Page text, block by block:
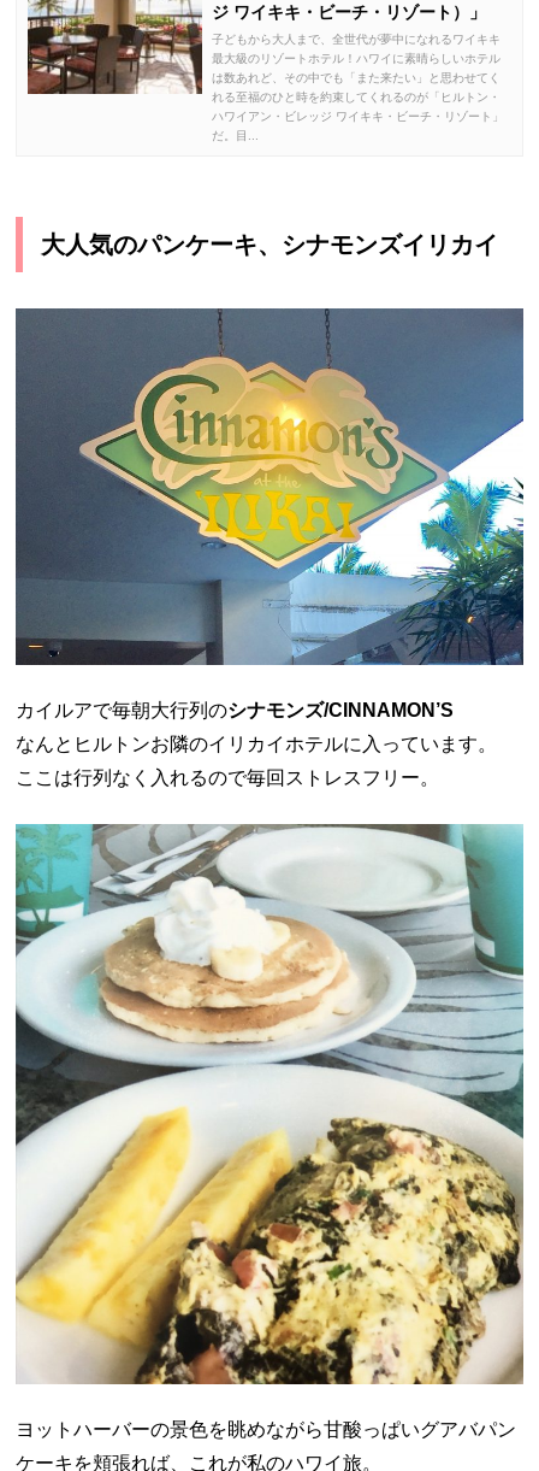
ジ ワイキキ・ビーチ・リゾート）」
子どもから大人まで、全世代が夢中になれるワイキキ
最大級のリゾートホテル！ハワイに素晴らしいホテル
は数あれど、その中でも「また来たい」と思わせてく
れる至福のひと時を約束してくれるのが「ヒルトン・
ハワイアン・ビレッジ ワイキキ・ビーチ・リゾート」
だ。目...
大人気のパンケーキ、シナモンズイリカイ
カイルアで毎朝大行列のシナモンズ/CINNAMON’S
なんとヒルトンお隣のイリカイホテルに入っています。
ここは行列なく入れるので毎回ストレスフリー。
ヨットハーバーの景色を眺めながら甘酸っぱいグアバパン
ケーキを頬張れば、これが私のハワイ旅。